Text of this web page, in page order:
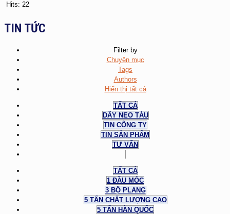
Hits: 22
TIN TỨC
Filter by
Chuyên mục
Tags
Authors
Hiển thị tất cả
TẤT CẢ
DÂY NEO TÀU
TIN CÔNG TY
TIN SẢN PHẨM
TƯ VẤN
TẤT CẢ
1 ĐẦU MÓC
3 BỘ PLANG
5 TẤN CHẤT LƯỢNG CAO
5 TẤN HÀN QUỐC